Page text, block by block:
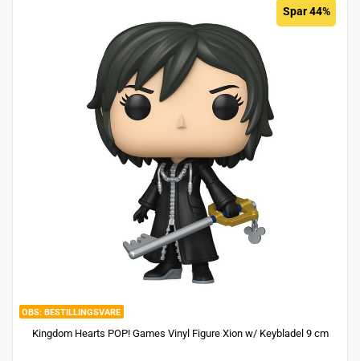
BESTILLINGSVARE
Spar 44%
Kingdom Hearts POP! Games Vinyl Figure Xion w/ Keybladel 9 cm